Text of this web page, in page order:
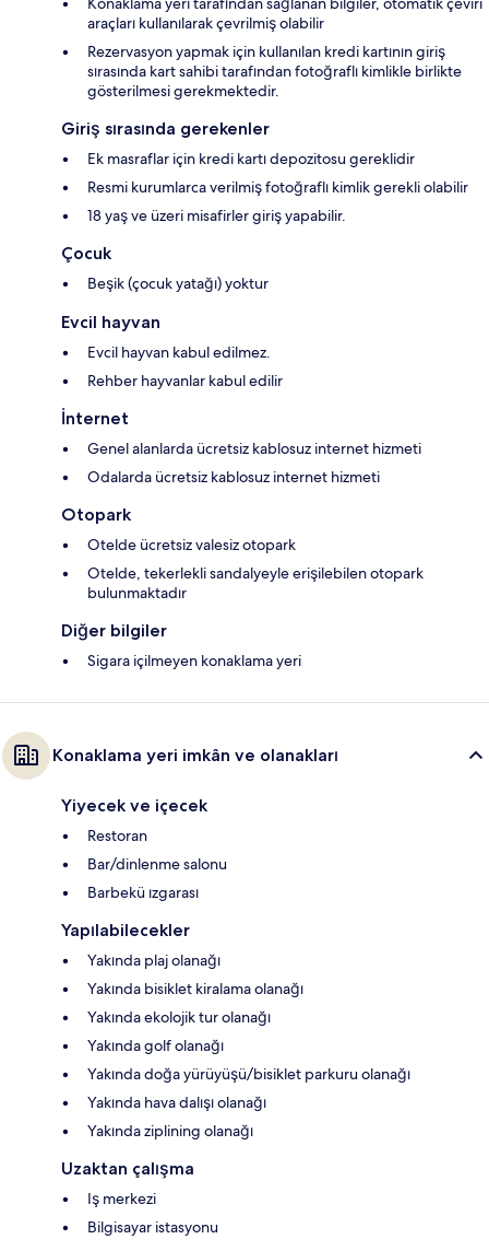
araçları kullanılarak çevrilmiş olabilir
Rezervasyon yapmak için kullanılan kredi kartının giriş
sırasında kart sahibi tarafından fotoğraflı kimlikle birlikte
gösterilmesi gerekmektedir.
Giriş sırasında gerekenler
Ek masraflar için kredi kartı depozitosu gereklidir
Resmi kurumlarca verilmiş fotoğraflı kimlik gerekli olabilir
18 yaş ve üzeri misafirler giriş yapabilir.
Çocuk
Beşik (çocuk yatağı) yoktur
Evcil hayvan
Evcil hayvan kabul edilmez.
Rehber hayvanlar kabul edilir
İnternet
Genel alanlarda ücretsiz kablosuz internet hizmeti
Odalarda ücretsiz kablosuz internet hizmeti
Otopark
Otelde ücretsiz valesiz otopark
Otelde, tekerlekli sandalyeyle erişilebilen otopark
bulunmaktadır
Diğer bilgiler
Sigara içilmeyen konaklama yeri
Konaklama yeri imkân ve olanakları
Yiyecek ve içecek
Restoran
Bar/dinlenme salonu
Barbekü ızgarası
Yapılabilecekler
Yakında plaj olanağı
Yakında bisiklet kiralama olanağı
Yakında ekolojik tur olanağı
Yakında golf olanağı
Yakında doğa yürüyüşü/bisiklet parkuru olanağı
Yakında hava dalışı olanağı
Yakında ziplining olanağı
Uzaktan çalışma
Iş merkezi
Bilgisayar istasyonu